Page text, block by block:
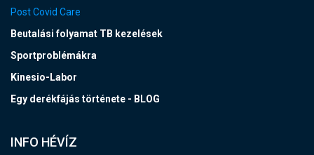
Post Covid Care
Beutalási folyamat TB kezelések
Sportproblémákra
Kinesio-Labor
Egy derékfájás története - BLOG
INFO HÉVÍZ